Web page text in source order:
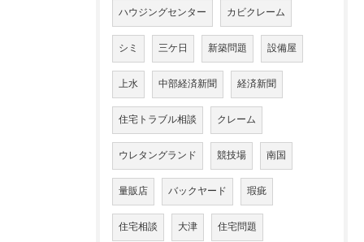
ハウジングセンター カビクレーム
シミ 三ケ日 新築問題 設備屋
上水 中部経済新聞 経済新聞
住宅トラブル相談 クレーム
ウレタングランド 競技場 南国
量販店 バックヤード 瑕疵
住宅相談 大津 住宅問題